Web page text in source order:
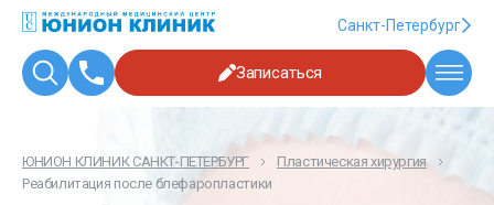
Санкт-Петербург
Записаться
ЮНИОН КЛИНИК САНКТ-ПЕТЕРБУРГ
Пластическая хирургия
Реабилитация после блефаропластики